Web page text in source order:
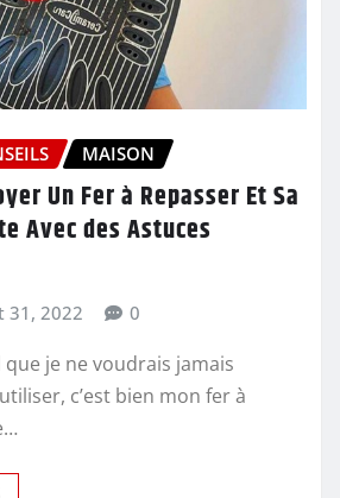
MAISON
Un Fer à Repasser Et Sa
Avec des Astuces
31, 2022 0
que je ne voudrais jamais
c’est bien mon fer à